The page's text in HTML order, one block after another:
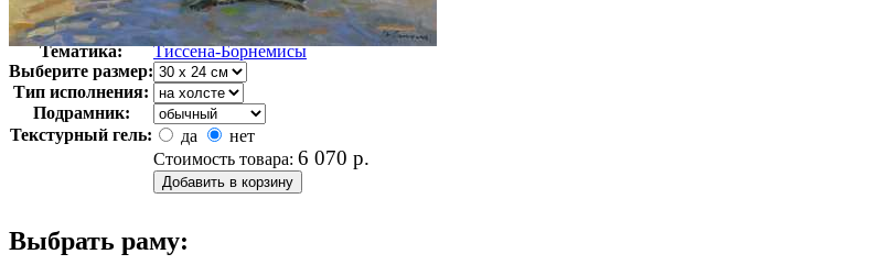
Автор:
Неизвестно
Арт-стиль
Импрессионизм
Тематика:
Тиссена-Борнемисы
Выберите размер:
Тип исполнения:
Подрамник:
Текстурный гель:
да
нет
Стоимость товара: 6 070 р.
Выбрать раму: